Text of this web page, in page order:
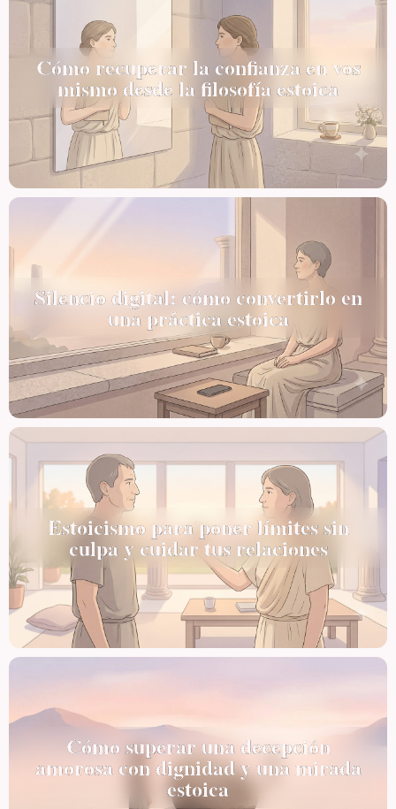
Cómo recuperar la confianza en vos
mismo desde la filosofía estoica
Silencio digital: cómo convertirlo en
una práctica estoica
Estoicismo para poner límites sin
culpa y cuidar tus relaciones
Cómo superar una decepción
amorosa con dignidad y una mirada
estoica